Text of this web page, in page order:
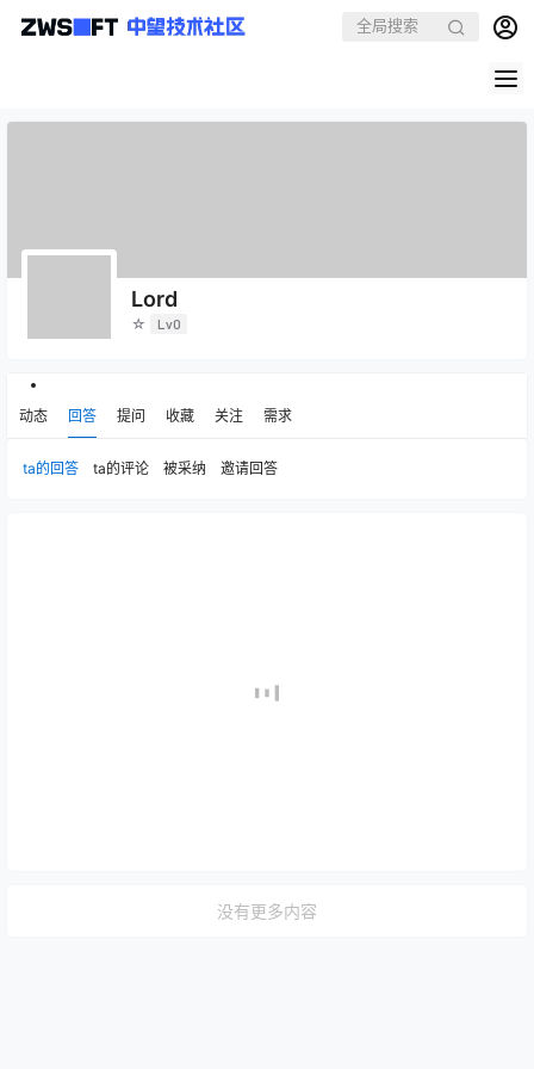
Lord
☆ Lv0
动态 回答 提问 收藏 关注 需求
ta的回答 ta的评论 被采纳 邀请回答
没有更多内容